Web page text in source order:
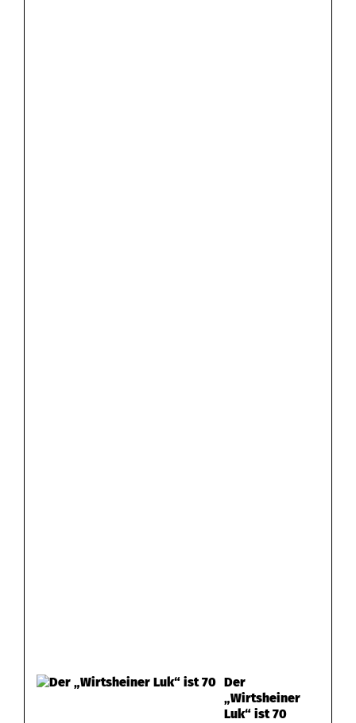
Der
„Wirtsheiner
Luk“ ist 70